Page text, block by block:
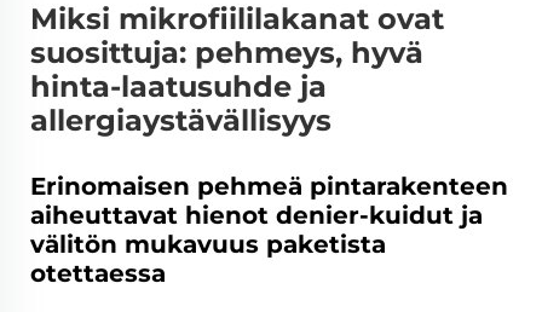
Miksi mikrofiililakanat ovat
suosittuja: pehmeys, hyvä
hinta-laatusuhde ja
allergiaystävällisyys
Erinomaisen pehmeä pintarakenteen
aiheuttavat hienot denier-kuidut ja
välitön mukavuus paketista
otettaessa